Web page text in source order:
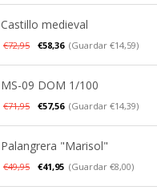
Castillo medieval
€72,95 €58,36 (Guardar €14,59)
MS-09 DOM 1/100
€71,95 €57,56 (Guardar €14,39)
Palangrera "Marisol"
€49,95 €41,95 (Guardar €8,00)